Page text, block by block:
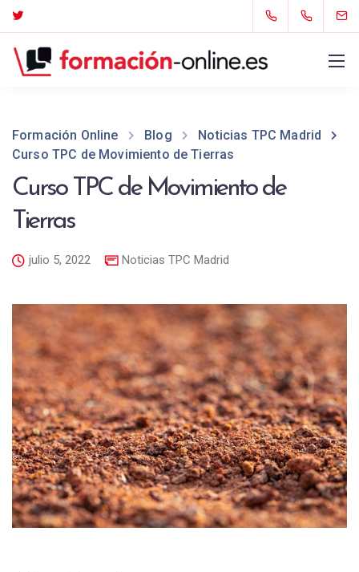
Formación Online Blog
Noticias TPC Madrid
Curso TPC de Movimiento de Tierras
Curso TPC de Movimiento de
Tierras
julio 5, 2022 Noticias TPC Madrid